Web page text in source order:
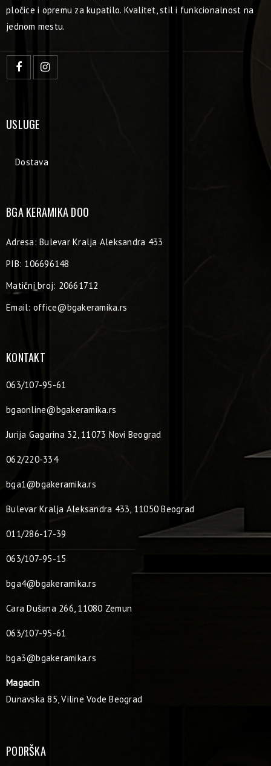
pločice i opremu za kupatilo. Kvalitet, stil i funkcionalnost na
jednom mestu.
USLUGE
Dostava
BGA KERAMIKA DOO
Adresa: Bulevar Kralja Aleksandra 433
PIB: 106696148
Matični broj: 20661712
Email: office@bgakeramika.rs
KONTAKT
063/107-95-61
bgaonline@bgakeramika.rs
Jurija Gagarina 32, 11073 Novi Beograd
062/220-334
bga1@bgakeramika.rs
Bulevar Kralja Aleksandra 433, 11050 Beograd
011/286-17-39
063/107-95-15
bga4@bgakeramika.rs
Cara Dušana 266, 11080 Zemun
063/107-95-61
bga3@bgakeramika.rs
Magacin
Dunavska 85, Viline Vode Beograd
PODRŠKA